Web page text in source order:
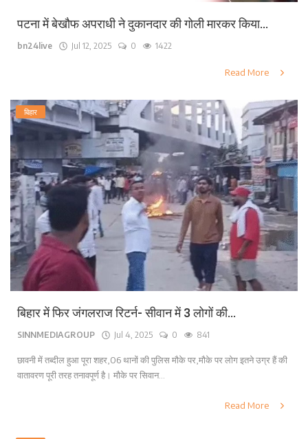
पटना में बेखौफ अपराधी ने दुकानदार की गोली मारकर किया...
bn24live Jul 12, 2025 0 1422
Read More
बिहार
बिहार में फिर जंगलराज रिटर्न- सीवान में 3 लोगों की...
SINNMEDIAGROUP Jul 4, 2025 0 841
छावनी में तब्दील हुआ पूरा शहर,06 थानों की पुलिस मौके पर,मौके पर लोग इतने उग्र हैं की
वातावरण पूरी तरह तनावपूर्ण है। मौके पर सिवान...
Read More